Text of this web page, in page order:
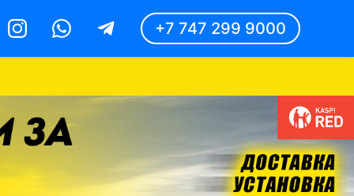
InstagramWhatsappTelegram +7 747 299 9000